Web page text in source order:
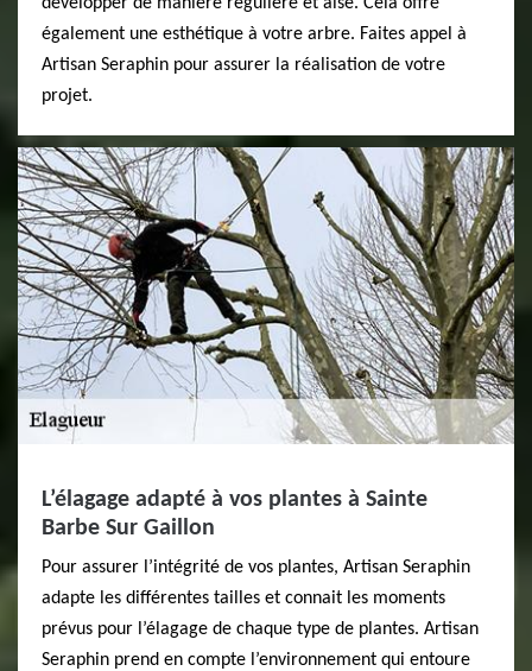
également une esthétique à votre arbre. Faites appel à
Artisan Seraphin pour assurer la réalisation de votre
projet.
L’élagage adapté à vos plantes à Sainte
Barbe Sur Gaillon
Pour assurer l’intégrité de vos plantes, Artisan Seraphin
adapte les différentes tailles et connait les moments
prévus pour l’élagage de chaque type de plantes. Artisan
Seraphin prend en compte l’environnement qui entoure